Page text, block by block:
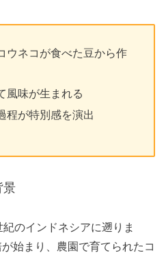
ウネコが食べた豆から作
風味が生まれる
程が特別感を演出
景
のインドネシアに遡りま
始まり、農園で育てられたコ